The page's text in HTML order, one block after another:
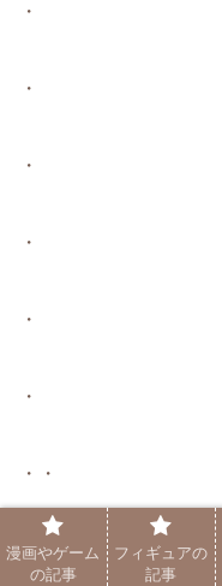
・
・
・
・
・
・
・・
・・・
漫画やゲーム
の記事
フィギュアの
記事